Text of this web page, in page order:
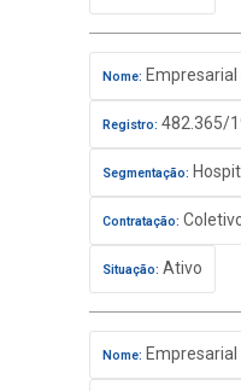
Nome:
Registro: 482.365/
Segmentação:
Contratação:
Situação: Ativo
Nome: